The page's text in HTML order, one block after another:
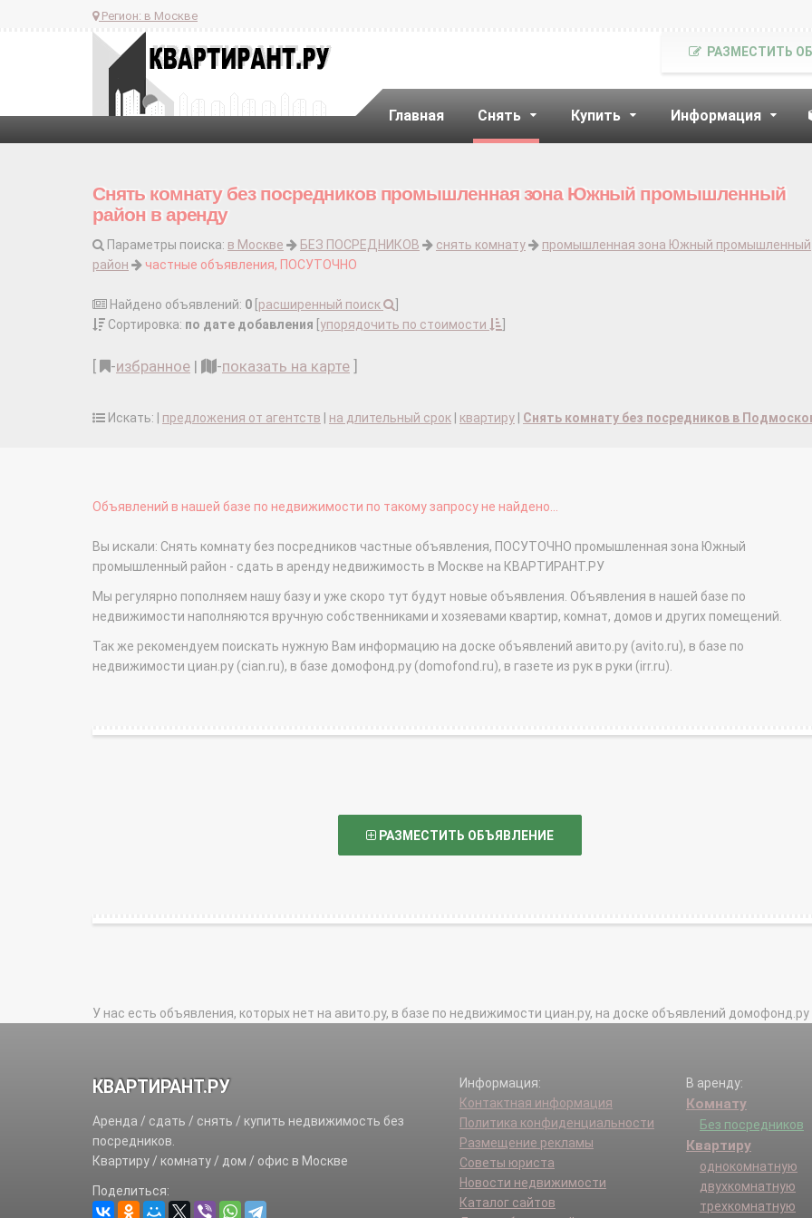
Регион: в Москве
Главная Снять Купить Информация
РАЗМЕСТИТЬ
Снять комнату без посредников промышленная зона Южный промышленный
район в аренду
Параметры поиска: в Москве БЕЗ ПОСРЕДНИКОВ снять комнату
промышленная зона Южный промышленный
район
частные объявления, ПОСУТОЧНО
Найдено объявлений: 0 расширенный поиск
Сортировка: по дате добавления упорядочить по стоимости
-избранное | -показать на карте
Искать: | предложения от агентств на длительный срок квартиру Снять комнату без посредников в
Объявлений в нашей базе по недвижимости по такому запросу не найдено...
Вы искали: Снять комнату без посредников частные объявления, ПОСУТОЧНО промышленная зона Южный
промышленный район - сдать в аренду недвижимость в Москве на КВАРТИРАНТ.РУ
Мы регулярно пополняем нашу базу и уже скоро тут будут новые объявления. Объявления в нашей базе по
недвижимости наполняются вручную собственниками и хозяевами квартир, комнат, домов и других помещений.
Так же рекомендуем поискать нужную Вам информацию на доске объявлений авито.ру (avito.ru), в базе по
недвижимости циан.ру (cian.ru), в базе домофонд.ру (domofond.ru), в газете из рук в руки (irr.ru).
РАЗМЕСТИТЬ ОБЪЯВЛЕНИЕ
У нас есть объявления, которых нет на авито.ру, в базе по недвижимости циан.ру, на доске объявлений домофонд.ру
КВАРТИРАНТ.РУ
Аренда / сдать / снять / купить недвижимость без
посредников.
Квартиру / комнату / дом / офис в Москве
Поделиться:
Информация:
Контактная информация
Политика конфиденциальности
Размещение рекламы
Советы юриста
Новости недвижимости
Каталог сайтов
В аренду:
Комнату
Без посредников
Квартиру
однокомнатную
двухкомнатную
трехкомнатную